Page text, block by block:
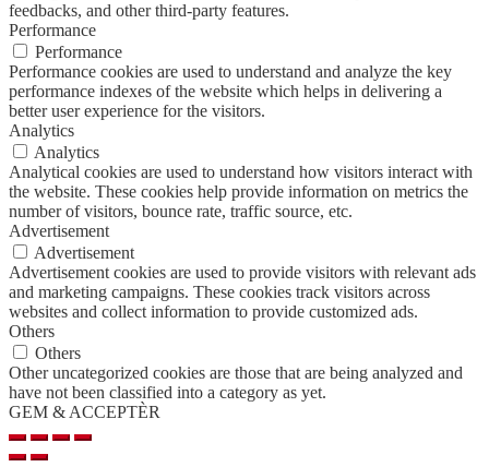
feedbacks, and other third-party features.
Performance
Performance
Performance cookies are used to understand and analyze the key
performance indexes of the website which helps in delivering a
better user experience for the visitors.
Analytics
Analytics
Analytical cookies are used to understand how visitors interact with
the website. These cookies help provide information on metrics the
number of visitors, bounce rate, traffic source, etc.
Advertisement
Advertisement
Advertisement cookies are used to provide visitors with relevant ads
and marketing campaigns. These cookies track visitors across
websites and collect information to provide customized ads.
Others
Others
Other uncategorized cookies are those that are being analyzed and
have not been classified into a category as yet.
GEM & ACCEPTÈR